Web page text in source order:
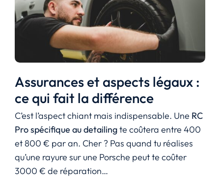
Assurances et aspects légaux :
ce qui fait la différence
C’est l’aspect chiant mais indispensable. Une RC
Pro spécifique au detailingte coûtera entre 400
et 800 € par an. Cher ? Pas quand tu réalises
qu’une rayure sur une Porsche peut te coûter
3000 € de réparation…